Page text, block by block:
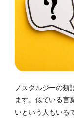
ノスタルジーの類
ます。 似ている言
いという人もいる